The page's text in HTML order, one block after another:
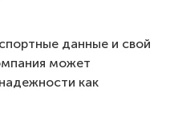
данные и свой
может
как